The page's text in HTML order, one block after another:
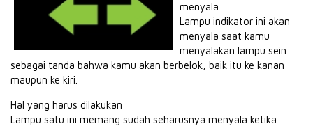
menyala
Lampu indikator ini akan
menyala saat kamu
menyalakan lampu sein
sebagai tanda bahwa kamu akan berbelok, baik itu ke kanan
maupun ke kiri.
Hal yang harus dilakukan
Lampu satu ini memang sudah seharusnya menyala ketika